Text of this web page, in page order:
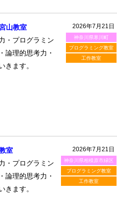
2026年7月21日
神奈川県寒川町
プログラミング教室
工作教室
山教室
・プログラミン
論理的思考力・
きます。
2026年7月21日
神奈川県相模原市緑区
プログラミング教室
工作教室
室
・プログラミン
論理的思考力・
きます。